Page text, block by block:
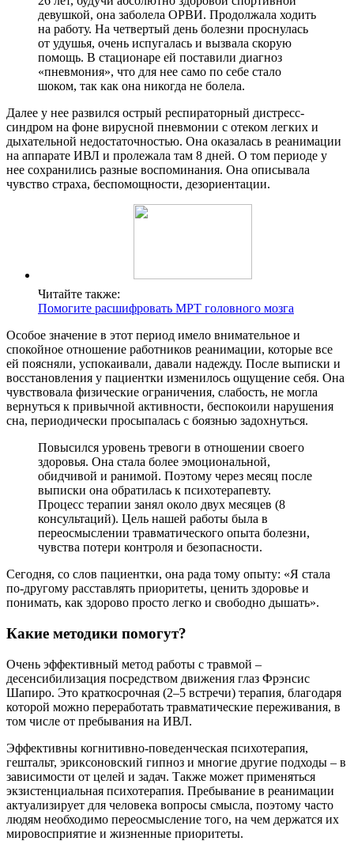
девушкой, она заболела ОРВИ. Продолжала ходить
на работу. На четвертый день болезни проснулась
от удушья, очень испугалась и вызвала скорую
помощь. В стационаре ей поставили диагноз
«пневмония», что для нее само по себе стало
шоком, так как она никогда не болела.
Далее у нее развился острый респираторный дистресс-
синдром на фоне вирусной пневмонии с отеком легких и
дыхательной недостаточностью. Она оказалась в реанимации
на аппарате ИВЛ и пролежала там 8 дней. О том периоде у
нее сохранились разные воспоминания. Она описывала
чувство страха, беспомощности, дезориентации.
Читайте также:
Помогите расшифровать МРТ головного мозга
Особое значение в этот период имело внимательное и
спокойное отношение работников реанимации, которые все
ей поясняли, успокаивали, давали надежду. После выписки и
восстановления у пациентки изменилось ощущение себя. Она
чувствовала физические ограничения, слабость, не могла
вернуться к привычной активности, беспокоили нарушения
сна, периодически просыпалась с боязнью задохнуться.
Повысился уровень тревоги в отношении своего
здоровья. Она стала более эмоциональной,
обидчивой и ранимой. Поэтому через месяц после
выписки она обратилась к психотерапевту.
Процесс терапии занял около двух месяцев (8
консультаций). Цель нашей работы была в
переосмыслении травматического опыта болезни,
чувства потери контроля и безопасности.
Сегодня, со слов пациентки, она рада тому опыту: «Я стала
по-другому расставлять приоритеты, ценить здоровье и
понимать, как здорово просто легко и свободно дышать».
Какие методики помогут?
Очень эффективный метод работы с травмой –
десенсибилизация посредством движения глаз Фрэнсис
Шапиро. Это краткосрочная (2–5 встречи) терапия, благодаря
которой можно переработать травматические переживания, в
том числе от пребывания на ИВЛ.
Эффективны когнитивно-поведенческая психотерапия,
гештальт, эриксоновский гипноз и многие другие подходы – в
зависимости от целей и задач. Также может применяться
экзистенциальная психотерапия. Пребывание в реанимации
актуализирует для человека вопросы смысла, поэтому часто
людям необходимо переосмысление того, на чем держатся их
мировосприятие и жизненные приоритеты.